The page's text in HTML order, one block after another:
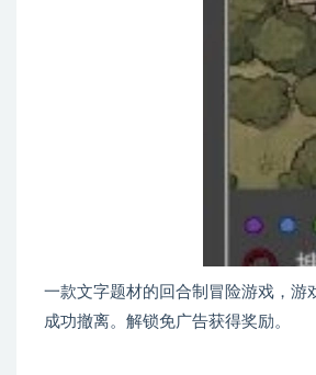
一款文字题材的回合制冒险游戏，游
成功撤离。解锁免广告获得奖励。